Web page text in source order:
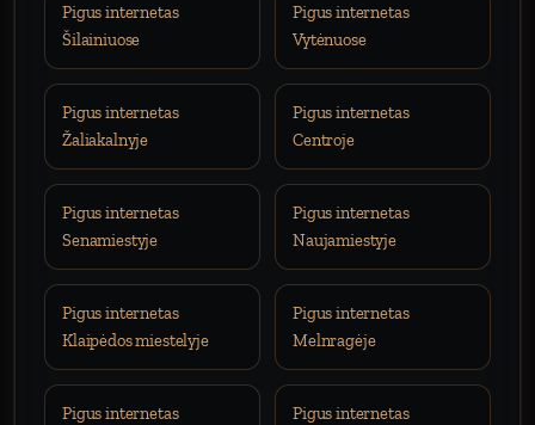
Pigus internetas
Šilainiuose
Pigus internetas
Vytėnuose
Pigus internetas
Žaliakalnyje
Pigus internetas
Centroje
Pigus internetas
Senamiestyje
Pigus internetas
Naujamiestyje
Pigus internetas
Klaipėdos miestelyje
Pigus internetas
Melnragėje
Pigus internetas
Pigus internetas